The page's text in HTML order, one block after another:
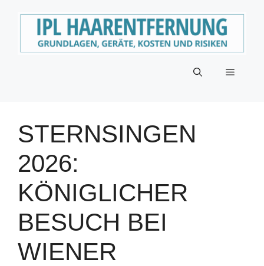
Menü
STERNSINGEN
2026:
KÖNIGLICHER
BESUCH BEI
WIENER